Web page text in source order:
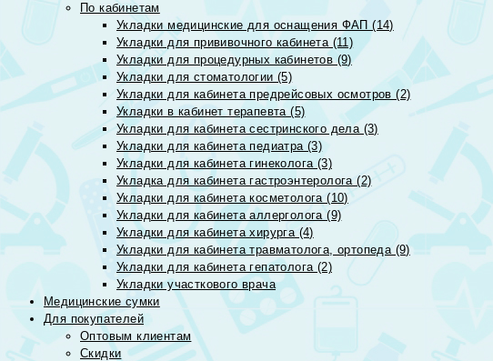
По кабинетам
Укладки медицинские для оснащения ФАП (14)
Укладки для прививочного кабинета (11)
Укладки для процедурных кабинетов (9)
Укладки для стоматологии (5)
Укладки для кабинета предрейсовых осмотров (2)
Укладки в кабинет терапевта (5)
Укладки для кабинета сестринского дела (3)
Укладки для кабинета педиатра (3)
Укладки для кабинета гинеколога (3)
Укладка для кабинета гастроэнтеролога (2)
Укладки для кабинета косметолога (10)
Укладки для кабинета аллерголога (9)
Укладки для кабинета хирурга (4)
Укладки для кабинета травматолога, ортопеда (9)
Укладки для кабинета гепатолога (2)
Укладки участкового врача
Медицинские сумки
Для покупателей
Оптовым клиентам
Скидки